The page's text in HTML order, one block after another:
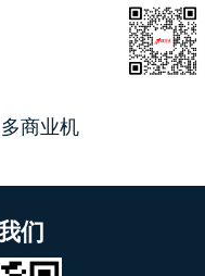
商业机
们